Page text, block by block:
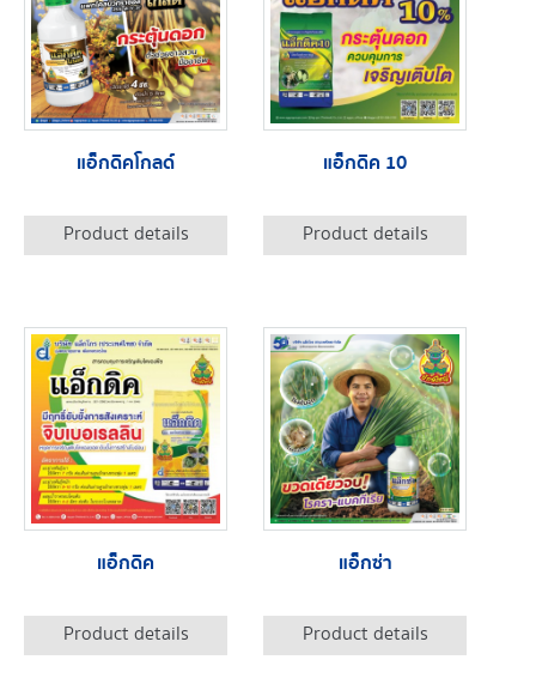
แอ็กดิคโกลด์
Product details
แอ็กดิค 10
Product details
แอ็กดิค
Product details
แอ็กซ่า
Product details